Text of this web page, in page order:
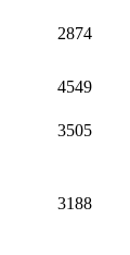
2874
4549
3505
3188